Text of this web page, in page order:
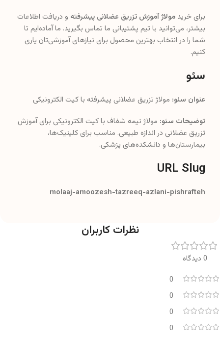
برای خرید مولاژ آموزش تزریق عضلانی پیشرفته و دریافت اطلاعات
بیشتر، می‌توانید با تیم پشتیبانی ما تماس بگیرید. ما آماده‌ایم تا
شما را در انتخاب بهترین محصول برای نیازهای آموزشی‌تان یاری
کنیم.
سئو
عنوان سئو: مولاژ تزریق عضلانی پیشرفته با کیت الکترونیکی
توضیحات سئو: مولاژ نیمه شفاف با کیت الکترونیکی برای آموزش
تزریق عضلانی در اندازه طبیعی. مناسب برای کلینیک‌ها،
بیمارستان‌ها و دانشکده‌های پزشکی.
URL Slug
molaaj-amoozesh-tazreeq-azlani-pishrafteh
نظرات کاربران
0 دیدگاه
0
0
0
0